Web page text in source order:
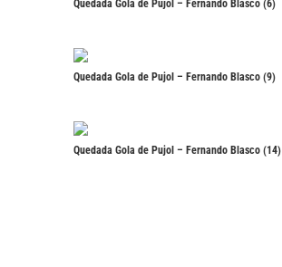
Quedada Gola de Pujol – Fernando Blasco (6)
Quedada Gola de Pujol – Fernando Blasco (9)
Quedada Gola de Pujol – Fernando Blasco (14)